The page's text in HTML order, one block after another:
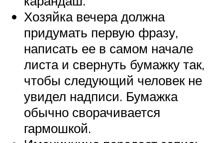
Хозяйка вечера должна
придумать первую фразу,
написать ее в самом начале
листа и свернуть бумажку так,
чтобы следующий человек не
увидел надписи. Бумажка
обычно сворачивается
гармошкой.